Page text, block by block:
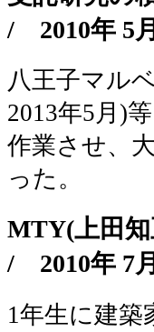
/ 2010年 5
八王子マル
2013年5月)
作業させ、
った。
MTY(上田
/ 2010年 7
1年生に建